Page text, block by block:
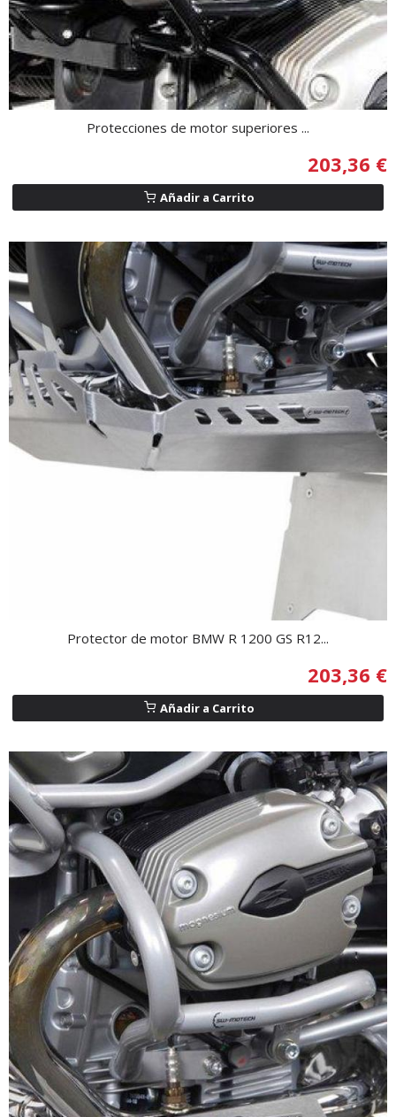
Protecciones de motor superiores ...
203,36 €
Añadir a Carrito
Protector de motor BMW R 1200 GS R12...
203,36 €
Añadir a Carrito